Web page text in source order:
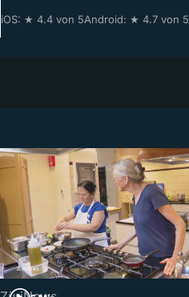
iOS: ★ 4.4 von 5Android: ★ 4.7 von 5